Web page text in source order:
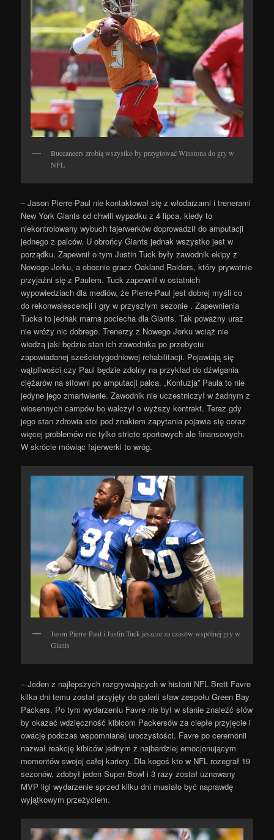
Buccaneers zrobią wszystko by przygtować Winstona do gry w
NFL
– Jason Pierre-Paul nie kontaktował się z włodarzami i trenerami
New York Giants od chwili wypadku z 4 lipca, kiedy to
niekontrolowany wybuch fajerwerków doprowadził do amputacji
jednego z palców. U obrońcy Giants jednak wszystko jest w
porządku. Zapewnił o tym Justin Tuck były zawodnik ekipy z
Nowego Jorku, a obecnie gracz Oakland Raiders, który prywatnie
przyjaźni się z Paulem. Tuck zapewnił w ostatnich
wypowiedziach dla mediów, że Pierre-Paul jest dobrej myśli co
do rekonwalescencji i gry w przyszłym sezonie . Zapewnienia
Tucka to jednak marna pociecha dla Giants. Tak poważny uraz
nie wróży nic dobrego. Trenerzy z Nowego Jorku wciąż nie
wiedzą jaki będzie stan ich zawodnika po przebyciu
zapowiadanej sześciotygodniowej rehabilitacji. Pojawiają się
wątpliwości czy Paul będzie zdolny na przykład do dźwigania
ciężarów na siłowni po amputacji palca. „Kontuzja” Paula to nie
jedyne jego zmartwienie. Zawodnik nie uczestniczył w żadnym z
wiosennych campów bo walczył o wyższy kontrakt. Teraz gdy
jego stan zdrowia stoi pod znakiem zapytania pojawia się coraz
więcej problemów nie tylko stricte sportowych ale finansowych.
W skrócie mówiąc fajerwerki to wróg.
Jason Pierre-Paul i Justin Tuck jeszcze za czasów wspólnej gry w
Giants
– Jeden z najlepszych rozgrywających w historii NFL Brett Favre
kilka dni temu został przyjęty do galerii sław zespołu Green Bay
Packers. Po tym wydarzeniu Favre nie był w stanie znaleźć słów
by okazać wdzięczność kibicom Packersów za ciepłe przyjęcie i
owację podczas wspomnianej uroczystości. Favre po ceremonii
nazwał reakcję kibiców jednym z najbardziej emocjonującym
momentów swojej całej kariery. Dla kogoś kto w NFL rozegrał 19
sezonów, zdobył jeden Super Bowl i 3 razy został uznawany
MVP ligi wydarzenie sprzed kilku dni musiało być naprawdę
wyjątkowym przeżyciem.